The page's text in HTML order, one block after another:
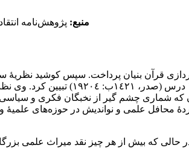
منبع: پژوهش‌نامه انتقادی
قرآن بنیان پرداخت‌‌‌‌‌‌. سپس کوشید
او روش و نظریۀ‌ یادشده‌ را‌ در واپسین
شماری چشم گیر از نخبگان فکری و سیاسی
دهۀ ١٣٥٠ تا ١٣٦٠ هجری شمسی و اوایل دهۀ ٦٠ با استقبال گستردۀ‌
حالی که بیش از هر چیز نقد میراث علمی